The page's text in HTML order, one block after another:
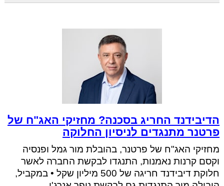
הדיבידנד החריג בסכנה? מחזיקי האג"ח של
פרטנר מתנגדים לניסיון החלוקה
מחזיקי האג"ח של פרטנר, בהובלת מור גמל ופנסיה
וקסם קרנות נאמנות, התנגדו לבקשת החברה לאשר
חלוקת דיבידנד חריגה של 500 מיליון שקל • במקביל,